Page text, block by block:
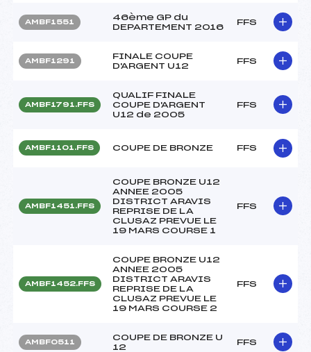
AMBF1551
46ème GP du
DEPARTEMENT 2016
FFS
AMBF1291
FINALE COUPE
D'ARGENT U12
FFS
AMBF1791.FFS
QUALIF FINALE
COUPE D'ARGENT
U12 de 2005
FFS
AMBF1101.FFS COUPE DE BRONZE FFS
AMBF1451.FFS
COUPE BRONZE U12
ANNEE 2005
DISTRICT ARAVIS
REPRISE DE LA
CLUSAZ PREVUE LE
19 MARS COURSE 1
FFS
AMBF1452.FFS
COUPE BRONZE U12
ANNEE 2005
DISTRICT ARAVIS
REPRISE DE LA
CLUSAZ PREVUE LE
19 MARS COURSE 2
FFS
AMBF0511
COUPE DE BRONZE U
12
FFS